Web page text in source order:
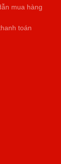
mua hàng
toán